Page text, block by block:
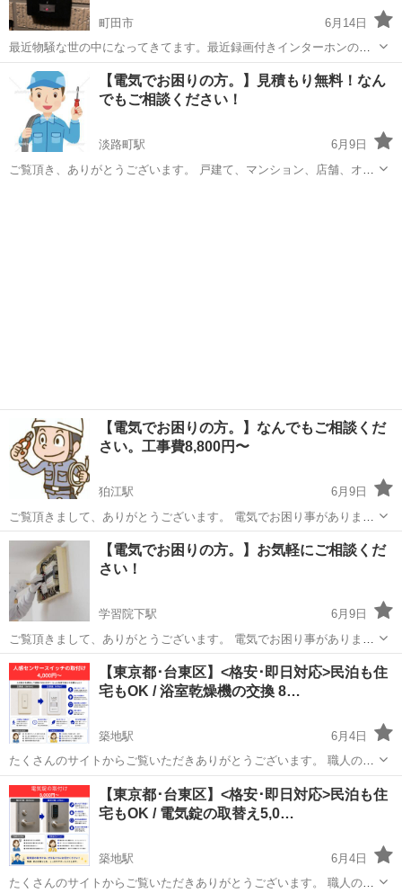
町田市
6月14日
最近物騒な世の中になってきてます。最近録画付きインターホンの依
頼が増えて来てます。取替を考えているお客様見積もり無料で行なっ
ておりますのでご連絡お待ちしております。コンセント、スイッチな
ど古いと漏電火災など引き起こします。新...
東京 町田市 電気工事 無料
【電気でお困りの方。】見積もり無料！なん
でもご相談ください！
淡路町駅
6月9日
ご覧頂き、ありがとうございます。 戸建て、マンション、店舗、オフ
【電気でお困りの方。】なんでもご相談くだ
さい。工事費8,800円〜
狛江駅
6月9日
ご覧頂きまして、ありがとうございます。 電気でお困り事がありまし
たら、何なりとご相談頂ければと思います。 ★工事費一例（消費税、
基本料金込）★ スイッチ交換・・・8,800円 引掛けシーリング取
付・・・8,800円 換気扇...
東京 狛江市 狛江駅 電気工事 無料
【電気でお困りの方。】お気軽にご相談くだ
さい！
学習院下駅
6月9日
ご覧頂きまして、ありがとうございます。 電気でお困り事がありまし
たら、何なりとご相談頂ければと思います。 現場調査、お見積りは無
料です。 ご予算に見合わない場合は、お断り頂いても結構です。（メ
ッセージで内容とご予算をお伝え...
東京 豊島区 学習院下駅 電気工事 無料
【東京都･台東区】<格安･即日対応>民泊も住
宅もOK / 浴室乾燥機の交換 8…
築地駅
6月4日
たくさんのサイトからご覧いただきありがとうございます。 職人の直
請で浴室乾燥機の取付け・交換致します。。 その他にも換気扇、エア
コン などの軽微な工事も承ります。 入居者さんからの不具合の対応
は？どこへ頼めばいい...
東京 台東区 築地駅 電気工事 分電盤
【東京都･台東区】<格安･即日対応>民泊も住
宅もOK / 電気錠の取替え5,0…
築地駅
6月4日
たくさんのサイトからご覧いただきありがとうございます。 職人の直